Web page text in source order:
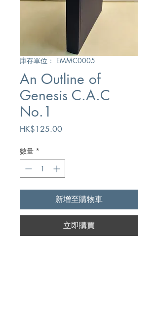
庫存單位： EMMC0005
An Outline of
Genesis C.A.C
No.1
HK$125.00價
數量 *
新增至購物車
立即購買